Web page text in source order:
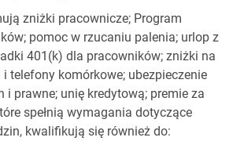
zniżki pracownicze; Program
pomoc w rzucaniu palenia; urlop z
401(k) dla pracowników; zniżki na
telefony komórkowe; ubezpieczenie
i prawne; unię kredytową; premie za
spełnią wymagania dotyczące
kwalifikują się również do: